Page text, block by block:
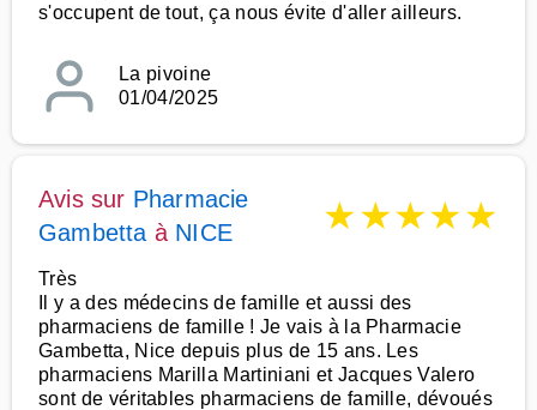
s'occupent de tout, ça nous évite d'aller ailleurs.
La pivoine
01/04/2025
Avis sur Pharmacie
Gambetta à NICE ★★★★★
Très
Il y a des médecins de famille et aussi des
pharmaciens de famille ! Je vais à la Pharmacie
Gambetta, Nice depuis plus de 15 ans. Les
pharmaciens Marilla Martiniani et Jacques Valero
sont de véritables pharmaciens de famille, dévoués